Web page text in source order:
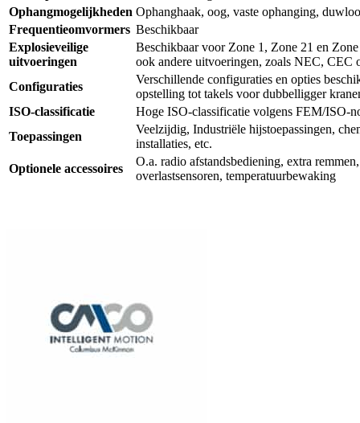
Ophangmogelijkheden Ophanghaak, oog, vaste ophanging,
Frequentieomvormers Beschikbaar
Explosieveilige
uitvoeringen
Beschikbaar voor Zone 1, Zone 21 en
ook andere uitvoeringen, zoals NEC,
Configuraties
Verschillende configuraties en opties
opstelling tot takels voor dubbelligger
ISO-classificatie
Hoge ISO-classificatie volgens FEM/ISO-
Toepassingen
Veelzijdig, Industriële hijstoepassingen,
installaties, etc.
Optionele accessoires
O.a. radio afstandsbediening, extra
overlastsensoren, temperatuurbewaking